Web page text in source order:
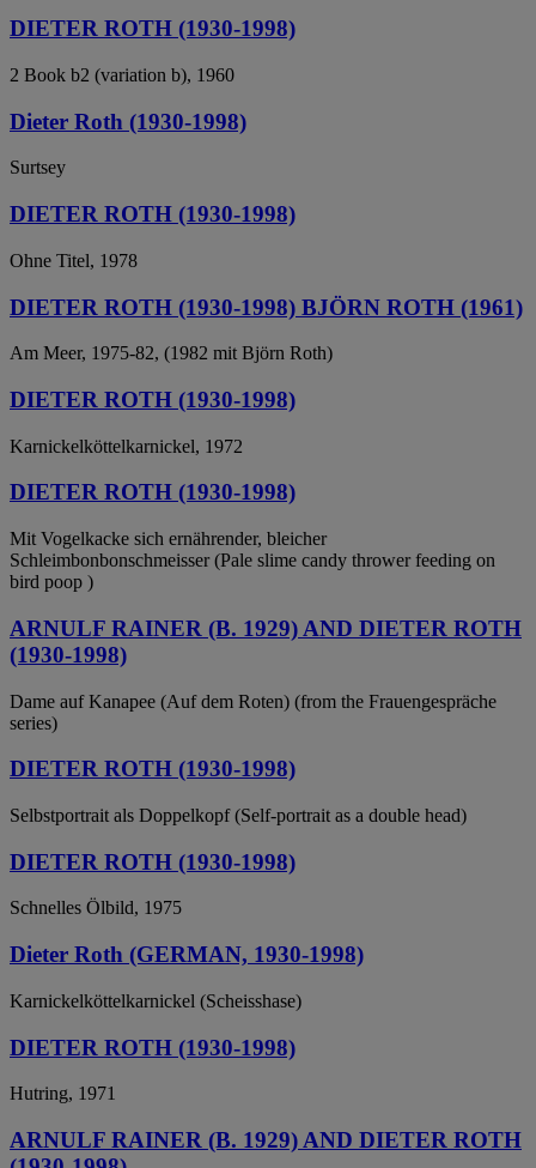
DIETER ROTH (1930-1998)
2 Book b2 (variation b), 1960
Dieter Roth (1930-1998)
Surtsey
DIETER ROTH (1930-1998)
Ohne Titel, 1978
DIETER ROTH (1930-1998) BJÖRN ROTH (1961)
Am Meer, 1975-82, (1982 mit Björn Roth)
DIETER ROTH (1930-1998)
Karnickelköttelkarnickel, 1972
DIETER ROTH (1930-1998)
Mit Vogelkacke sich ernährender, bleicher
Schleimbonbonschmeisser (Pale slime candy thrower feeding on
bird poop )
ARNULF RAINER (B. 1929) AND DIETER ROTH
(1930-1998)
Dame auf Kanapee (Auf dem Roten) (from the Frauengespräche
series)
DIETER ROTH (1930-1998)
Selbstportrait als Doppelkopf (Self-portrait as a double head)
DIETER ROTH (1930-1998)
Schnelles Ölbild, 1975
Dieter Roth (GERMAN, 1930-1998)
Karnickelköttelkarnickel (Scheisshase)
DIETER ROTH (1930-1998)
Hutring, 1971
ARNULF RAINER (B. 1929) AND DIETER ROTH